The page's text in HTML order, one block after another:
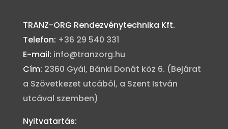
TRANZ-ORG Rendezvénytechnika Kft.
Telefon: +36 29 540 331
E-mail: info@tranzorg.hu
Cím: 2360 Gyál, Bánki Donát köz 6. (Bejárat
a Szövetkezet utcából, a Szent István
utcával szemben)
Nyitvatartás: